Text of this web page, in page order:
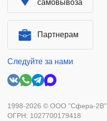
самовывоза
Партнерам
Следуйте за нами
1998-2026 © ООО "Сфера-2В"
ОГРН: 1027700179418